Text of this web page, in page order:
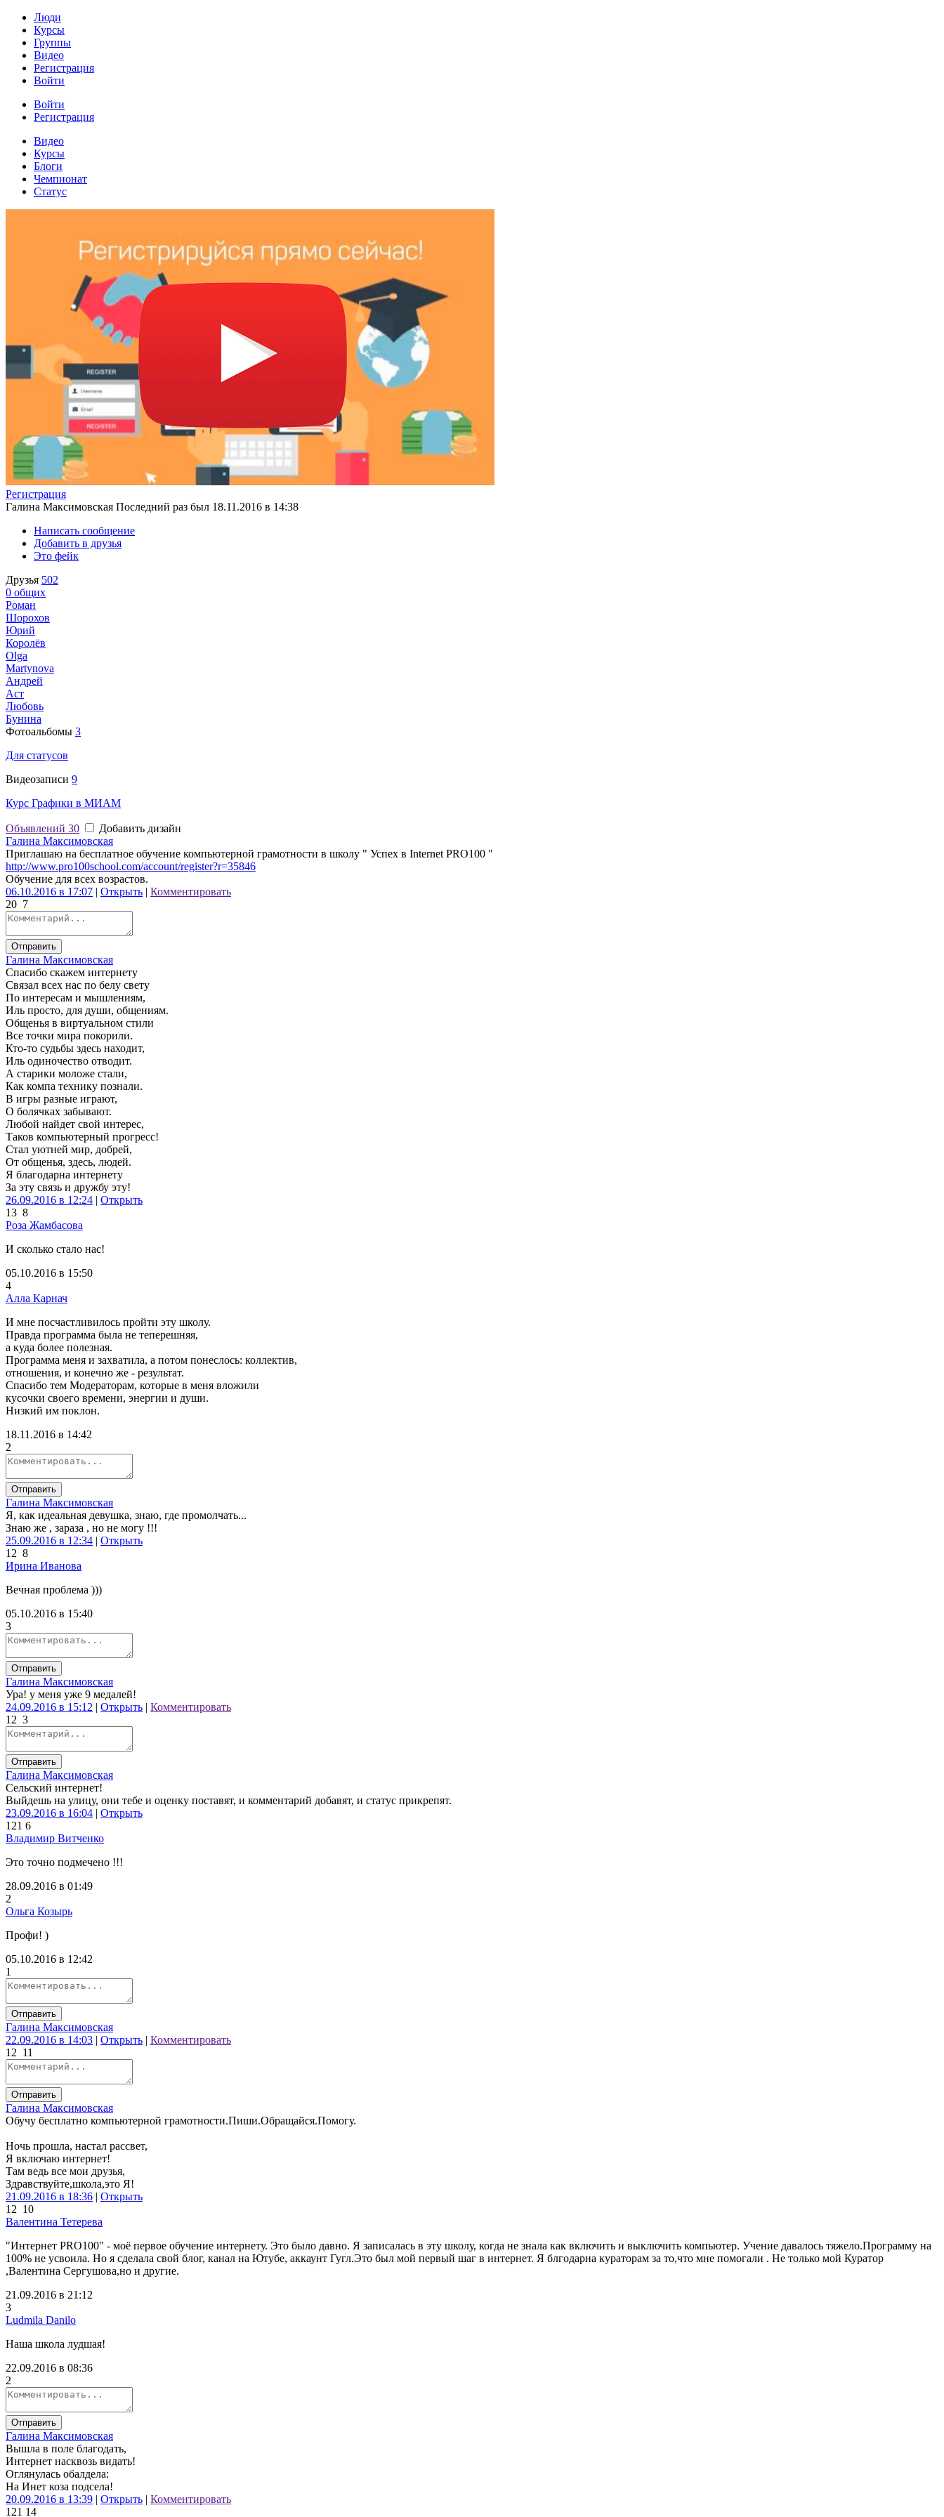
Люди
Курсы
Группы
Видео
Регистрация
Войти
Войти
Регистрация
Видео
Курсы
Блоги
Чемпионат
Статус
Регистрация
Галина Максимовская Последний раз был 18.11.2016 в 14:38
Написать сообщение
Добавить в друзья
Это фейк
Друзья 502
0 общих
Роман
Шорохов
Юрий
Королёв
Olga
Martynova
Андрей
Аст
Любовь
Бунина
Фотоальбомы 3
Для статусов
Видеозаписи 9
Курс Графики в МИАМ
Объявлений 30
Добавить дизайн
Галина Максимовская
Приглашаю на бесплатное обучение компьютерной грамотности в школу " Успех в Internet PRO100 "
http://www.pro100school.com/account/register?r=35846
Обучение для всех возрастов.
06.10.2016 в 17:07 | Открыть | Комментировать
20 7
Отправить
Галина Максимовская
Спасибо скажем интернету
Связал всех нас по белу свету
По интересам и мышлениям,
Иль просто, для души, общениям.
Общенья в виртуальном стили
Все точки мира покорили.
Кто-то судьбы здесь находит,
Иль одиночество отводит.
А старики моложе стали,
Как компа технику познали.
В игры разные играют,
О болячках забывают.
Любой найдет свой интерес,
Таков компьютерный прогресс!
Стал уютней мир, добрей,
От общенья, здесь, людей.
Я благодарна интернету
За эту связь и дружбу эту!
26.09.2016 в 12:24 | Открыть
13 8
Роза Жамбасова
И сколько стало нас!
05.10.2016 в 15:50
4
Алла Карнач
И мне посчастливилось пройти эту школу.
Правда программа была не теперешняя,
а куда более полезная.
Программа меня и захватила, а потом понеслось: коллектив,
отношения, и конечно же - результат.
Спасибо тем Модераторам, которые в меня вложили
кусочки своего времени, энергии и души.
Низкий им поклон.
18.11.2016 в 14:42
2
Отправить
Галина Максимовская
Я, как идеальная девушка, знаю, где промолчать...
Знаю же , зараза , но не могу !!!
25.09.2016 в 12:34 | Открыть
12 8
Ирина Иванова
Вечная проблема )))
05.10.2016 в 15:40
3
Отправить
Галина Максимовская
Ура! у меня уже 9 медалей!
24.09.2016 в 15:12 | Открыть | Комментировать
12 3
Отправить
Галина Максимовская
Сельский интернет!
Выйдешь на улицу, они тебе и оценку поставят, и комментарий добавят, и статус прикрепят.
23.09.2016 в 16:04 | Открыть
121 6
Владимир Витченко
Это точно подмечено !!!
28.09.2016 в 01:49
2
Ольга Козырь
Профи! )
05.10.2016 в 12:42
1
Отправить
Галина Максимовская
22.09.2016 в 14:03 | Открыть | Комментировать
12 11
Отправить
Галина Максимовская
Обучу бесплатно компьютерной грамотности.Пиши.Обращайся.Помогу.
Ночь прошла, настал рассвет,
Я включаю интернет!
Там ведь все мои друзья,
Здравствуйте,школа,это Я!
21.09.2016 в 18:36 | Открыть
12 10
Валентина Тетерева
"Интернет PRO100" - моё первое обучение интернету. Это было давно. Я записалась в эту школу, когда не знала как включить и выключить компьютер. Учение давалось тяжело.Программу на
100% не усвоила. Но я сделала свой блог, канал на Ютубе, аккаунт Гугл.Это был мой первый шаг в интернет. Я блгодарна кураторам за то,что мне помогали . Не только мой Куратор
,Валентина Сергушова,но и другие.
21.09.2016 в 21:12
3
Ludmila Danilo
Наша школа лудшая!
22.09.2016 в 08:36
2
Отправить
Галина Максимовская
Вышла в поле благодать,
Интернет насквозь видать!
Оглянулась обалдела:
На Инет коза подсела!
20.09.2016 в 13:39 | Открыть | Комментировать
121 14